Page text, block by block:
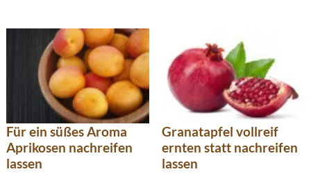
Für ein süßes Aroma
Aprikosen nachreifen
lassen
Granatapfel vollreif
ernten statt nachreifen
lassen